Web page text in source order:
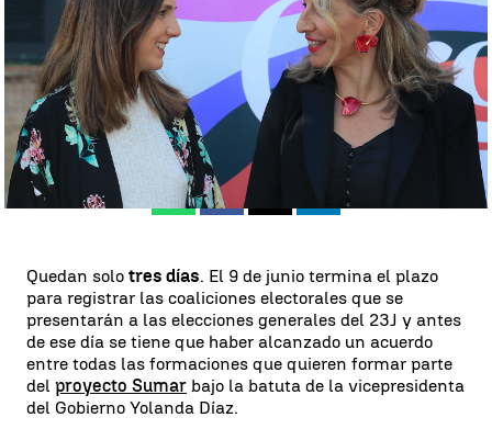
Ángel Carreira |Beatriz San Juan
Publicado:06 de junio de 2023, 21:24
WhatsappFacebook Linkedin
Quedan solo tres días. El 9 de junio termina el plazo
para registrar las coaliciones electorales que se
presentarán a las elecciones generales del 23J y antes
de ese día se tiene que haber alcanzado un acuerdo
entre todas las formaciones que quieren formar parte
del proyecto Sumar bajo la batuta de la vicepresidenta
del Gobierno Yolanda Díaz.